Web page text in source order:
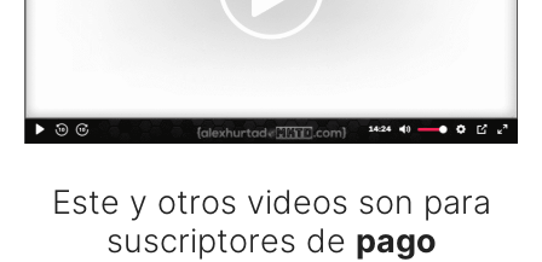
Este y otros videos son para
suscriptores de pago